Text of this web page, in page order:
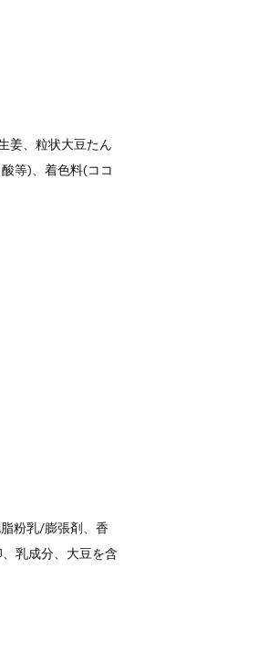
姜、粒状大豆たん
等)、着色料(ココ
粉乳/膨張剤、香
乳成分、大豆を含